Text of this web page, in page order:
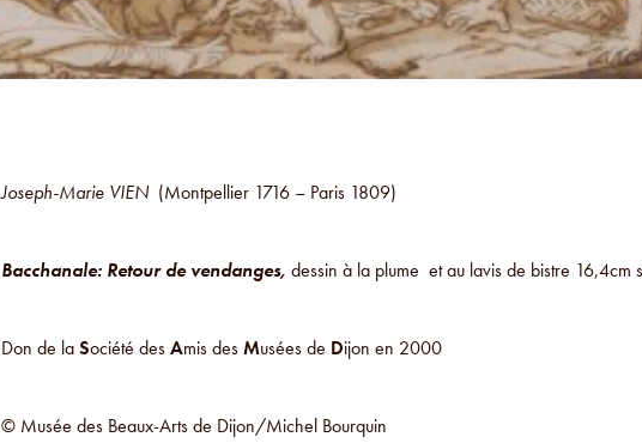
Joseph-Marie VIEN (Montpellier 1716 – Paris 1809)
Bacchanale: Retour de vendanges, dessin à la plume et au lavis de bistre 16,4cm
Don de laSociété desAmis desMusées de Dijon en 2000
© Musée des Beaux-Arts de Dijon/Michel Bourquin